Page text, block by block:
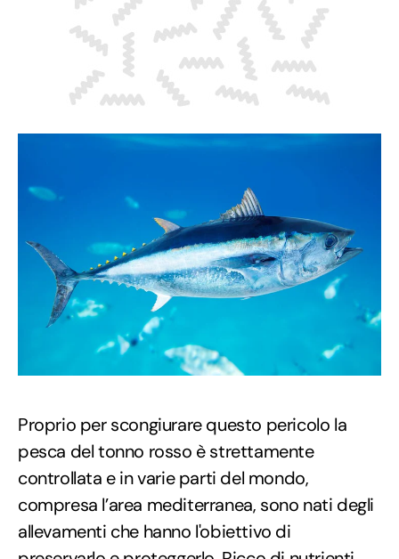
Proprio per scongiurare questo pericolo la
pesca del tonno rosso è strettamente
controllata e in varie parti del mondo,
compresa l’area mediterranea, sono nati degli
allevamenti che hanno l'obiettivo di